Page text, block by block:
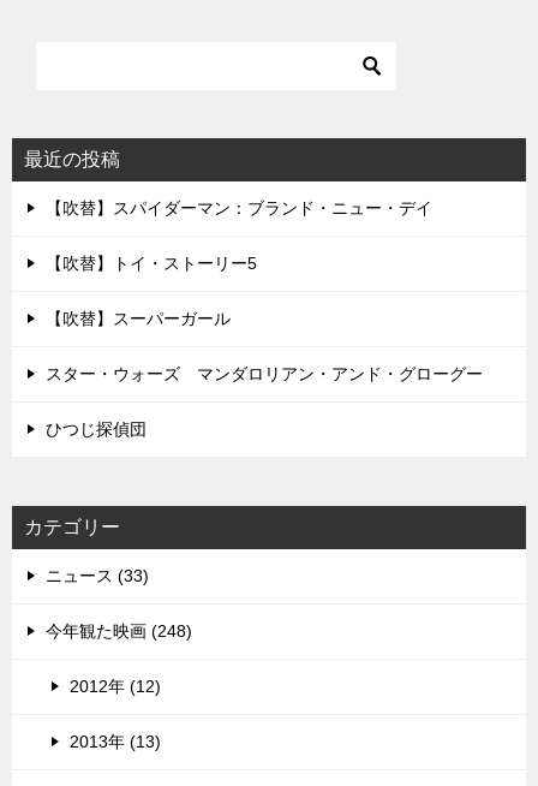
最近の投稿
【吹替】スパイダーマン：ブランド・ニュー・デイ
【吹替】トイ・ストーリー5
【吹替】スーパーガール
スター・ウォーズ マンダロリアン・アンド・グローグー
ひつじ探偵団
カテゴリー
ニュース (33)
今年観た映画 (248)
2012年 (12)
2013年 (13)